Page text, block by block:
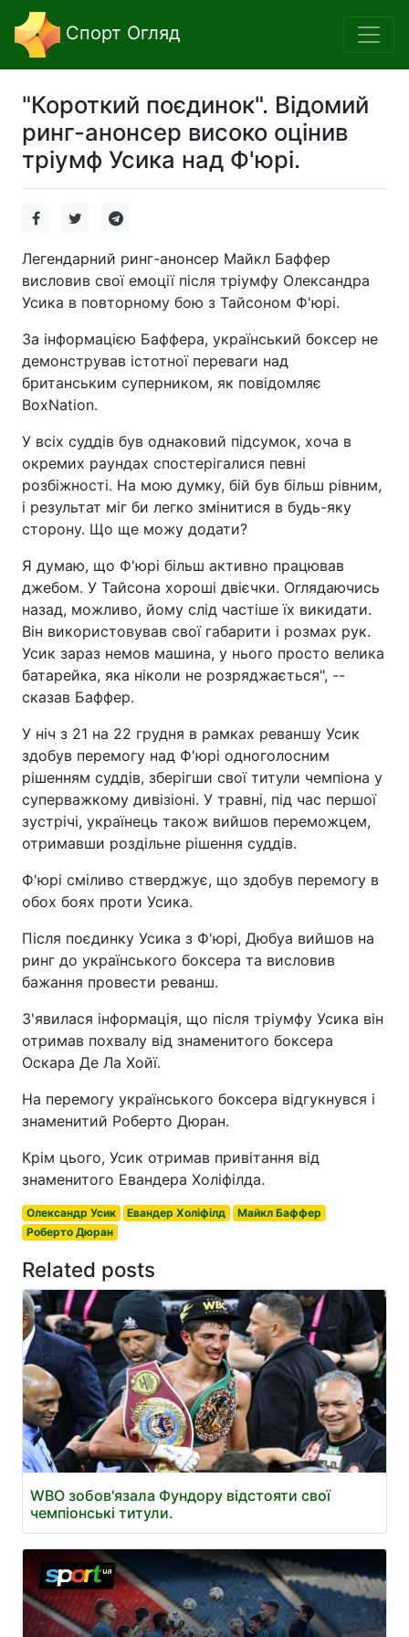
Спорт Огляд
"Короткий поєдинок". Відомий
ринг-анонсер високо оцінив
тріумф Усика над Ф'юрі.
Легендарний ринг-анонсер Майкл Баффер
висловив свої емоції після тріумфу Олександра
Усика в повторному бою з Тайсоном Ф'юрі.
За інформацією Баффера, український боксер не
демонстрував істотної переваги над
британським суперником, як повідомляє
BoxNation.
У всіх суддів був однаковий підсумок, хоча в
окремих раундах спостерігалися певні
розбіжності. На мою думку, бій був більш рівним,
і результат міг би легко змінитися в будь-яку
сторону. Що ще можу додати?
Я думаю, що Ф'юрі більш активно працював
джебом. У Тайсона хороші двієчки. Оглядаючись
назад, можливо, йому слід частіше їх викидати.
Він використовував свої габарити і розмах рук.
Усик зараз немов машина, у нього просто велика
батарейка, яка ніколи не розряджається", --
сказав Баффер.
У ніч з 21 на 22 грудня в рамках реваншу Усик
здобув перемогу над Ф'юрі одноголосним
рішенням суддів, зберігши свої титули чемпіона у
суперважкому дивізіоні. У травні, під час першої
зустрічі, українець також вийшов переможцем,
отримавши роздільне рішення суддів.
Ф'юрі сміливо стверджує, що здобув перемогу в
обох боях проти Усика.
Після поєдинку Усика з Ф'юрі, Дюбуа вийшов на
ринг до українського боксера та висловив
бажання провести реванш.
З'явилася інформація, що після тріумфу Усика він
отримав похвалу від знаменитого боксера
Оскара Де Ла Хойї.
На перемогу українського боксера відгукнувся і
знаменитий Роберто Дюран.
Крім цього, Усик отримав привітання від
знаменитого Евандера Холіфілда.
Олександр Усик Евандер Холіфілд
Майкл Баффер
Роберто Дюран
Related posts
WBO зобов'язала Фундору відстояти свої
чемпіонські титули.